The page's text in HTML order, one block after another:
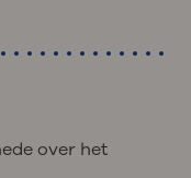
over het